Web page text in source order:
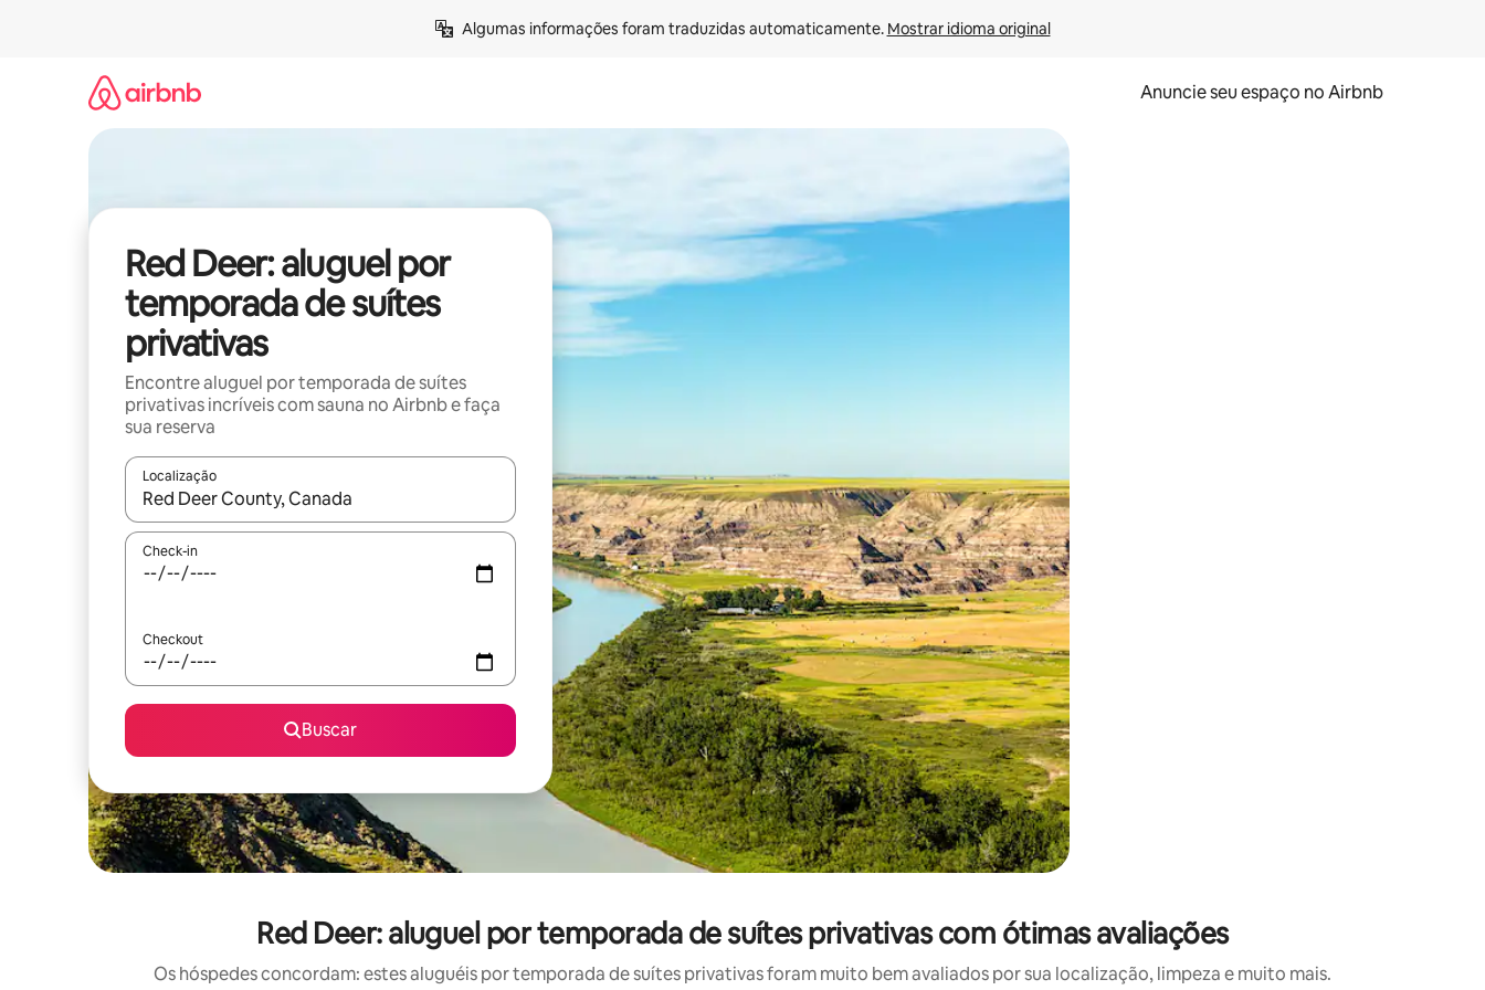
Algumas informações foram traduzidas automaticamente. Mostrar idioma original
Anuncie seu espaço no Airbnb
Red Deer: aluguel por
temporada de suítes
privativas
Encontre aluguel por temporada de suítes
privativas incríveis com sauna no Airbnb e faça
sua reserva
Localização
Quando os resultados estiverem disponíveis, explore-os usando as seta para cima e para baixo do teclado ou tocando e deslizando o dedo na tela.
Check-in
Checkout
Buscar
Red Deer: aluguel por temporada de suítes privativas com ótimas avaliações
Os hóspedes concordam: estes aluguéis por temporada de suítes privativas foram muito bem avaliados por sua localização, limpeza e muito mais.